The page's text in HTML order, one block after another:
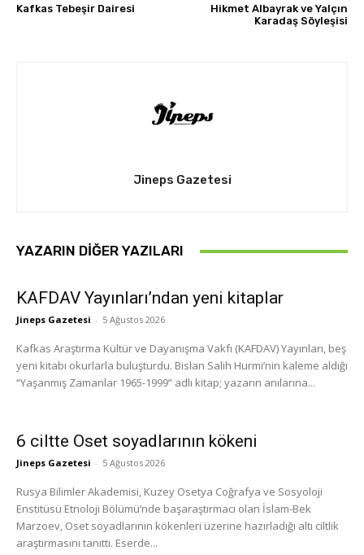
Kafkas Tebeşir Dairesi
Hikmet Albayrak ve Yalçın
Karadaş Söyleşisi
Jineps Gazetesi
YAZARIN DIĞER YAZILARI
KAFDAV Yayınları’ndan yeni kitaplar
Jineps Gazetesi - 5 Ağustos 2026
Kafkas Araştırma Kültür ve Dayanışma Vakfı (KAFDAV) Yayınları, beş
yeni kitabı okurlarla buluşturdu. Bislan Salih Hurmi’nin kaleme aldığı
“Yaşanmış Zamanlar 1965-1999” adlı kitap; yazarın anılarına...
6 ciltte Oset soyadlarının kökeni
Jineps Gazetesi - 5 Ağustos 2026
Rusya Bilimler Akademisi, Kuzey Osetya Coğrafya ve Sosyoloji
Enstitüsü Etnoloji Bölümü’nde başaraştırmacı olan İslam-Bek
Marzoev, Oset soyadlarının kökenleri üzerine hazırladığı altı ciltlik
araştırmasını tanıttı. Eserde...